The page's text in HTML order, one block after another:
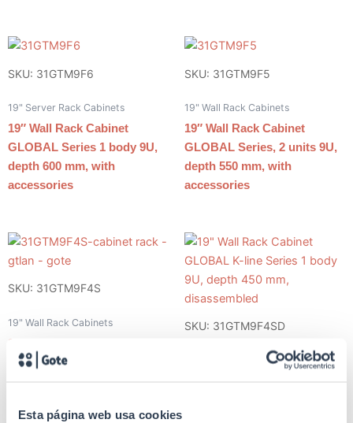
Esta página web usa cookies
SKU: 31GTM9F6
19" Server Rack Cabinets
19″ Wall Rack Cabinet
GLOBAL Series 1 body 9U,
depth 600 mm, with
accessories
SKU: 31GTM9F5
19" Wall Rack Cabinets
19″ Wall Rack Cabinet
GLOBAL Series, 2 units 9U,
depth 550 mm, with
accessories
SKU: 31GTM9F4S
19" Wall Rack Cabinets
19″ Wall Rack Cabinet
GLOBAL K-line series 1
SKU: 31GTM9F4SD
19" Wall Rack Cabinets